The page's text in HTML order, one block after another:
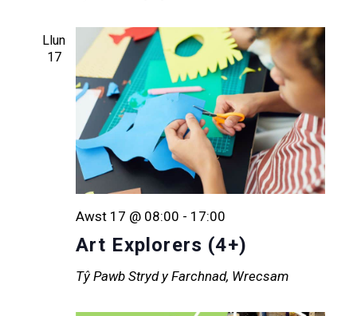
Llun
17
Art Explorers (4+)
Awst 17 @ 08:00 - 17:00
Tŷ Pawb Stryd y Farchnad, Wrecsam